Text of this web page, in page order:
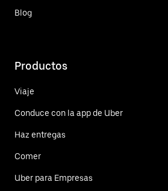
Blog
Productos
Viaje
Conduce con la app de Uber
Haz entregas
Comer
Uber para Empresas